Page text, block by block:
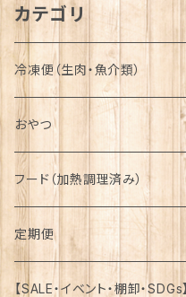
カテゴリ
冷凍便（生肉・魚介類）
詰合せ-Assortment-
馬-Horse-
鹿-Venison-
鴨-Duck-
おやつ
詰合せ-Assortment-
馬-Horse-
鹿-Venison-
フード（加熱調理済み）
定期便
【SALE・イベント・棚卸・SDGs】